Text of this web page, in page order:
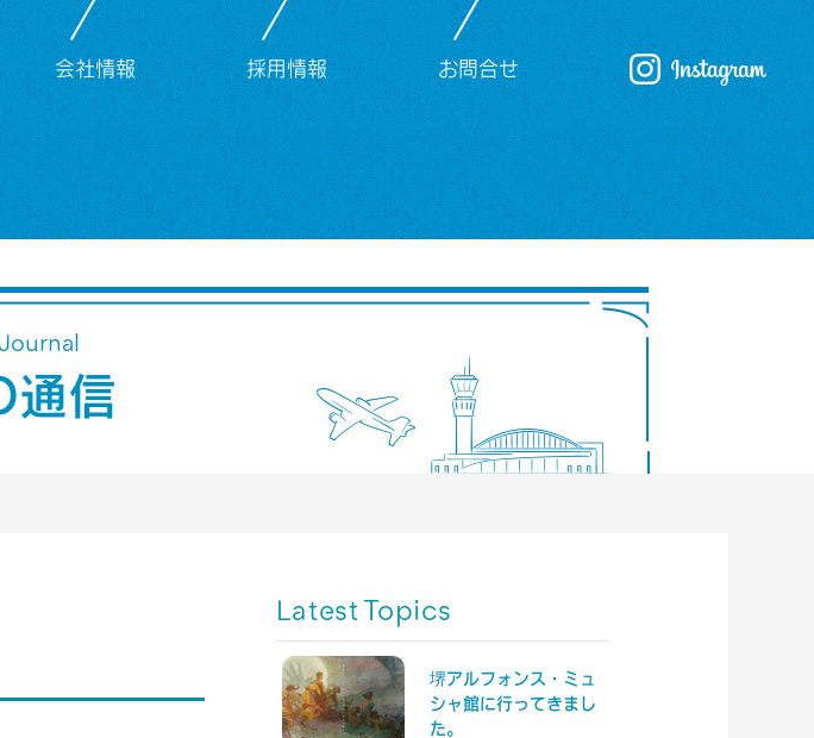
会社情報 採用情報 お問合せ
通信
Latest Topics
堺アルフォンス・ミュ
シャ館に行ってきまし
た。